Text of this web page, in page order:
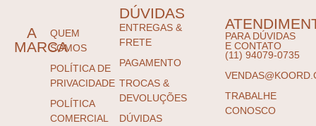
A
MARCA
QUEM
SOMOS
POLÍTICA DE
PRIVACIDADE
POLÍTICA
COMERCIAL
DÚVIDAS
ENTREGAS &
FRETE
PAGAMENTO
TROCAS &
DEVOLUÇÕES
DÚVIDAS
PARA DÚVIDAS
E CONTATO
(11) 94079-0735
TRABALHE
CONOSCO